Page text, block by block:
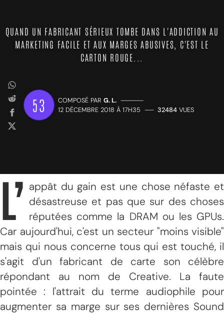
QUAND UN FABRICANT SÉRIEUX TOMBE DANS L'ADDICTION AU
MARKETING FACILE ET AUX MARGES ABUSIVES, C'EST LE
CARTON ROUGE...
53 COMPOSÉ PAR G. L. —————
12 DÉCEMBRE 2018 À 17H35 —— 32484 VUES
L’ appât du gain est une chose néfaste et
désastreuse et pas que sur des choses
réputées comme la DRAM ou les GPUs.
Car aujourd'hui, c'est un secteur "moins visible"
mais qui nous concerne tous qui est touché, il
s'agit d'un fabricant de carte son célèbre
répondant au nom de Creative. La faute
pointée : l'attrait du terme audiophile pour
augmenter sa marge sur ses dernières Sound